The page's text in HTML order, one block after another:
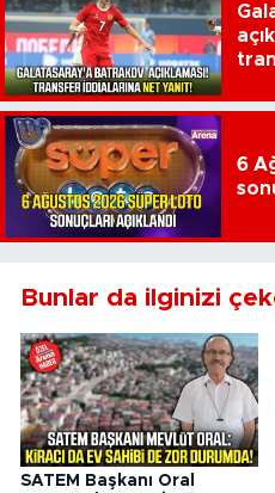
6
Bunlar da ilginizi
SATEM Başkanı Oral